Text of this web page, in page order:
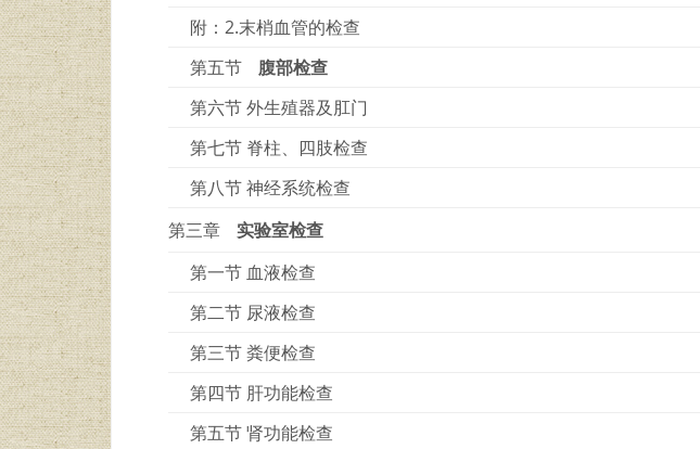
附：2.末梢血管的检查
第五节
腹部检查
第六节 外生殖器及肛门
第七节 脊柱、四肢检查
第八节 神经系统检查
第三章
实验室检查
第一节 血液检查
第二节 尿液检查
第三节 粪便检查
第四节 肝功能检查
第五节 肾功能检查